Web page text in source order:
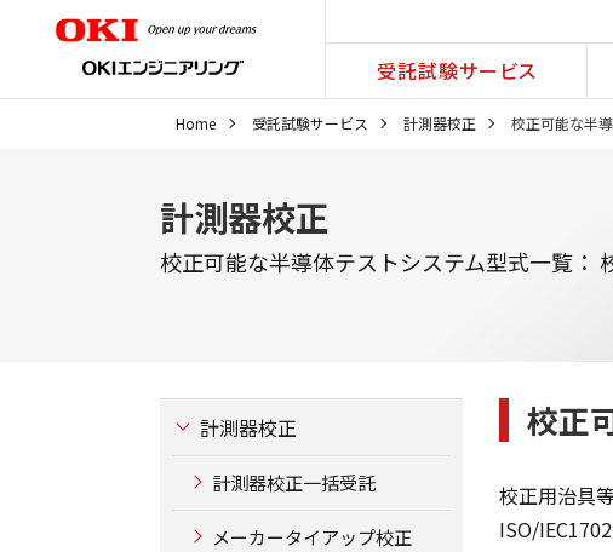
受託試験サービス
Home 受託試験サービス 計測器校正 校正可能な半
計測器校正
校正可能な半導体テストシステム型式一覧：
校正
校正用治具
ISO/
計測器校正
計測器校正一括受託
メーカータイアップ校正